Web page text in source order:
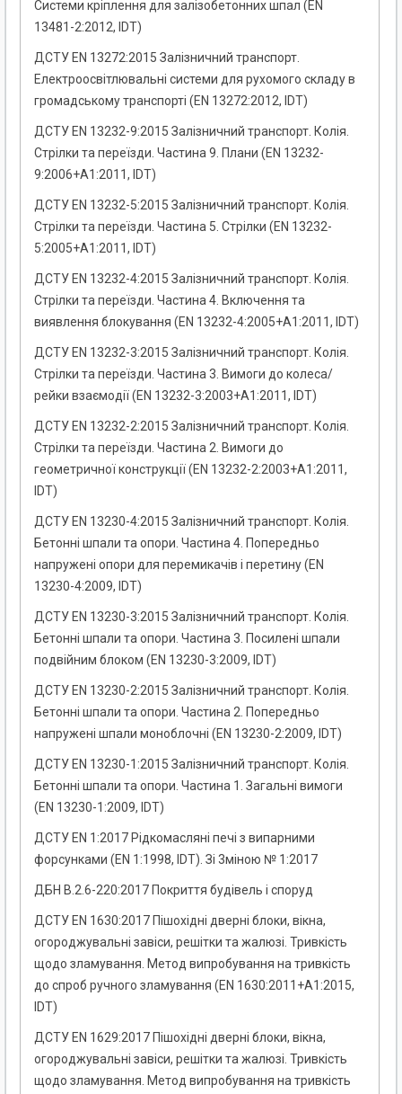
Системи кріплення для залізобетонних шпал (EN
13481-2:2012, IDT)
ДСТУ EN 13272:2015 Залізничний транспорт.
Електроосвітлювальні системи для рухомого складу в
громадському транспорті (EN 13272:2012, IDT)
ДСТУ EN 13232-9:2015 Залізничний транспорт. Колія.
Стрілки та переїзди. Частина 9. Плани (EN 13232-
9:2006+A1:2011, IDT)
ДСТУ EN 13232-5:2015 Залізничний транспорт. Колія.
Стрілки та переїзди. Частина 5. Стрілки (EN 13232-
5:2005+A1:2011, IDT)
ДСТУ EN 13232-4:2015 Залізничний транспорт. Колія.
Стрілки та переїзди. Частина 4. Включення та
виявлення блокування (EN 13232-4:2005+A1:2011, IDT)
ДСТУ EN 13232-3:2015 Залізничний транспорт. Колія.
Стрілки та переїзди. Частина 3. Вимоги до колеса/
рейки взаємодії (EN 13232-3:2003+A1:2011, IDT)
ДСТУ EN 13232-2:2015 Залізничний транспорт. Колія.
Стрілки та переїзди. Частина 2. Вимоги до
геометричної конструкції (EN 13232-2:2003+A1:2011,
IDT)
ДСТУ EN 13230-4:2015 Залізничний транспорт. Колія.
Бетонні шпали та опори. Частина 4. Попередньо
напружені опори для перемикачів і перетину (EN
13230-4:2009, IDT)
ДСТУ EN 13230-3:2015 Залізничний транспорт. Колія.
Бетонні шпали та опори. Частина 3. Посилені шпали
подвійним блоком (EN 13230-3:2009, IDT)
ДСТУ EN 13230-2:2015 Залізничний транспорт. Колія.
Бетонні шпали та опори. Частина 2. Попередньо
напружені шпали моноблочні (EN 13230-2:2009, IDT)
ДСТУ EN 13230-1:2015 Залізничний транспорт. Колія.
Бетонні шпали та опори. Частина 1. Загальні вимоги
(EN 13230-1:2009, IDT)
ДСТУ EN 1:2017 Рідкомасляні печі з випарними
форсунками (EN 1:1998, IDT). Зі 3міною № 1:2017
ДБН В.2.6-220:2017 Покриття будівель і споруд
ДСТУ EN 1630:2017 Пішохідні дверні блоки, вікна,
огороджувальні завіси, решітки та жалюзі. Тривкість
щодо зламування. Метод випробування на тривкість
до спроб ручного зламування (ЕN 1630:2011+А1:2015,
IDТ)
ДСТУ EN 1629:2017 Пішохідні дверні блоки, вікна,
огороджувальні завіси, решітки та жалюзі. Тривкість
щодо зламування. Метод випробування на тривкість